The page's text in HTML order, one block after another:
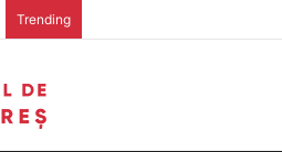
Trending